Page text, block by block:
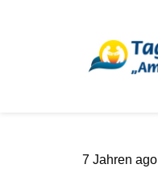
7 Jahren ago